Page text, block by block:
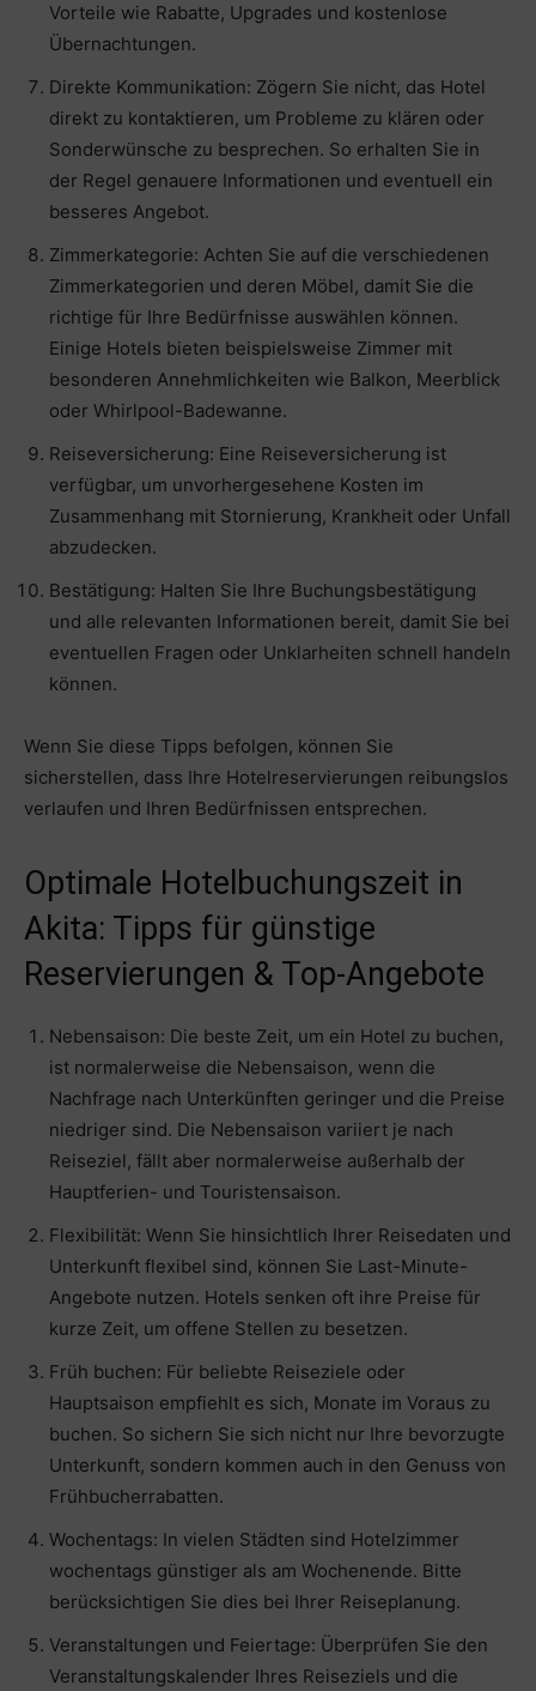
Vorteile wie Rabatte, Upgrades und kostenlose
Übernachtungen.
Direkte Kommunikation: Zögern Sie nicht, das Hotel
direkt zu kontaktieren, um Probleme zu klären oder
Sonderwünsche zu besprechen. So erhalten Sie in
der Regel genauere Informationen und eventuell ein
besseres Angebot.
Zimmerkategorie: Achten Sie auf die verschiedenen
Zimmerkategorien und deren Möbel, damit Sie die
richtige für Ihre Bedürfnisse auswählen können.
Einige Hotels bieten beispielsweise Zimmer mit
besonderen Annehmlichkeiten wie Balkon, Meerblick
oder Whirlpool-Badewanne.
Reiseversicherung: Eine Reiseversicherung ist
verfügbar, um unvorhergesehene Kosten im
Zusammenhang mit Stornierung, Krankheit oder Unfall
abzudecken.
Bestätigung: Halten Sie Ihre Buchungsbestätigung
und alle relevanten Informationen bereit, damit Sie bei
eventuellen Fragen oder Unklarheiten schnell handeln
können.
Wenn Sie diese Tipps befolgen, können Sie
sicherstellen, dass Ihre Hotelreservierungen reibungslos
verlaufen und Ihren Bedürfnissen entsprechen.
Optimale Hotelbuchungszeit in
Akita: Tipps für günstige
Reservierungen & Top-Angebote
Nebensaison: Die beste Zeit, um ein Hotel zu buchen,
ist normalerweise die Nebensaison, wenn die
Nachfrage nach Unterkünften geringer und die Preise
niedriger sind. Die Nebensaison variiert je nach
Reiseziel, fällt aber normalerweise außerhalb der
Hauptferien- und Touristensaison.
Flexibilität: Wenn Sie hinsichtlich Ihrer Reisedaten und
Unterkunft flexibel sind, können Sie Last-Minute-
Angebote nutzen. Hotels senken oft ihre Preise für
kurze Zeit, um offene Stellen zu besetzen.
Früh buchen: Für beliebte Reiseziele oder
Hauptsaison empfiehlt es sich, Monate im Voraus zu
buchen. So sichern Sie sich nicht nur Ihre bevorzugte
Unterkunft, sondern kommen auch in den Genuss von
Frühbucherrabatten.
Wochentags: In vielen Städten sind Hotelzimmer
wochentags günstiger als am Wochenende. Bitte
berücksichtigen Sie dies bei Ihrer Reiseplanung.
Veranstaltungen und Feiertage: Überprüfen Sie den
Veranstaltungskalender Ihres Reiseziels und die